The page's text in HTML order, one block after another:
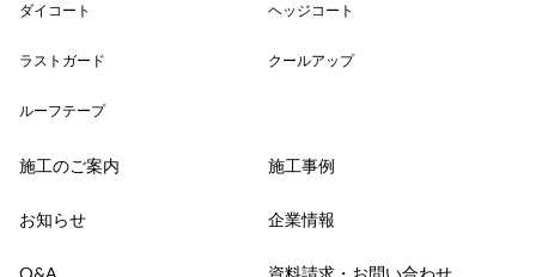
ダイコート ヘッジコート
ラストガード クールアップ
ルーフテープ
施工のご案内 施工事例
お知らせ 企業情報
Q&A 資料請求・お問い合わせ